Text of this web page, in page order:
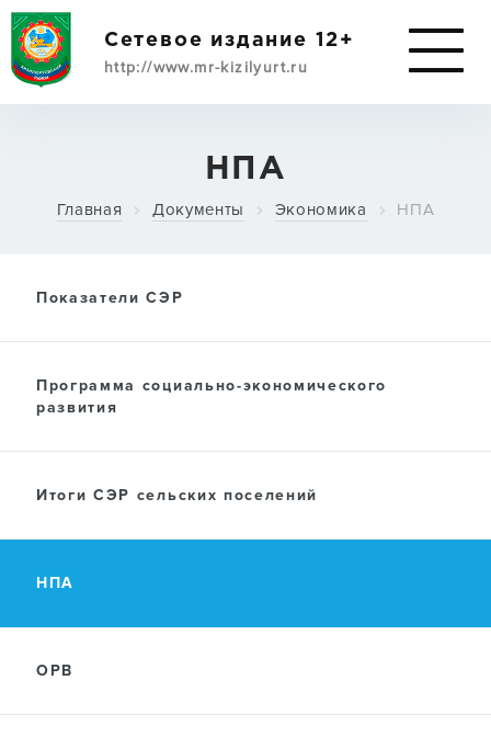
Сетевое издание 12+
http://www.mr-kizilyurt.ru
ИМУЩЕСТВЕННАЯ
СУБЪЕКТАМ МСП
АДМИНИСТРАЦИЯ
ПРЕСС-ЦЕНТР
НПА
Главная Документы Экономика НПА
Показатели СЭР
Программа социально-экономического
развития
Итоги СЭР сельских поселений
НПА
ОРВ